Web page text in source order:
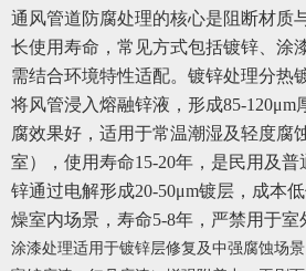
通风管道防腐处理的核心是阻断材质
长使用寿命，常见方式包括镀锌、涂
需结合环境特性适配。镀锌处理分热
将风管浸入熔融锌液，形成85-120μm
腐效果好，适用于常温潮湿及轻度腐
室），使用寿命15-20年，是民用及
锌通过电解形成20-50μm镀层，成本
燥室内场景，寿命5-8年，严禁用于室
涂漆处理适用于镀锌层修复及中强腐蚀场